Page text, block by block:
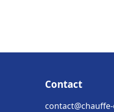
Contact